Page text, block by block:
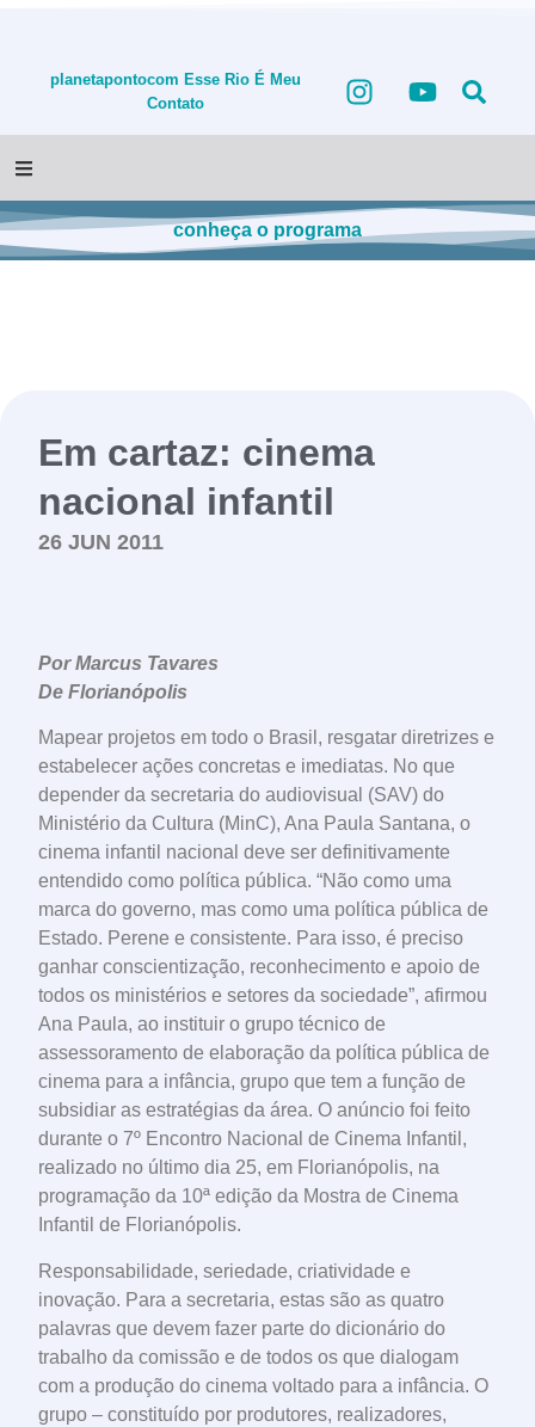
planetapontocom Esse Rio É Meu
Contato
conheça o programa
Em cartaz: cinema
nacional infantil
26 JUN 2011
Por Marcus Tavares
De Florianópolis
Mapear projetos em todo o Brasil, resgatar diretrizes e
estabelecer ações concretas e imediatas. No que
depender da secretaria do audiovisual (SAV) do
Ministério da Cultura (MinC), Ana Paula Santana, o
cinema infantil nacional deve ser definitivamente
entendido como política pública. “Não como uma
marca do governo, mas como uma política pública de
Estado. Perene e consistente. Para isso, é preciso
ganhar conscientização, reconhecimento e apoio de
todos os ministérios e setores da sociedade”, afirmou
Ana Paula, ao instituir o grupo técnico de
assessoramento de elaboração da política pública de
cinema para a infância, grupo que tem a função de
subsidiar as estratégias da área. O anúncio foi feito
durante o 7º Encontro Nacional de Cinema Infantil,
realizado no último dia 25, em Florianópolis, na
programação da 10ª edição da Mostra de Cinema
Infantil de Florianópolis.
Responsabilidade, seriedade, criatividade e
inovação. Para a secretaria, estas são as quatro
palavras que devem fazer parte do dicionário do
trabalho da comissão e de todos os que dialogam
com a produção do cinema voltado para a infância. O
grupo – constituído por produtores, realizadores,